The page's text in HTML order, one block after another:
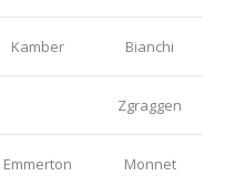
Kamber Bianchi
Zgraggen
Emmerton Monnet